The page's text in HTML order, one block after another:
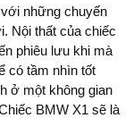
những chuyến
Nội thất của chiếc
phiêu lưu khi mà
có tầm nhìn tốt
ở một không gian
BMW X1 sẽ là